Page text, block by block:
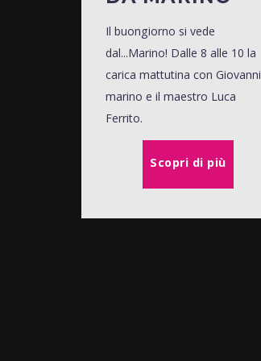
Il buongiorno si vede
dal...Marino! Dalle 8 alle 10 la
carica mattutina con Giovanni
marino e il maestro Luca
Ferrito.
Scopri di più